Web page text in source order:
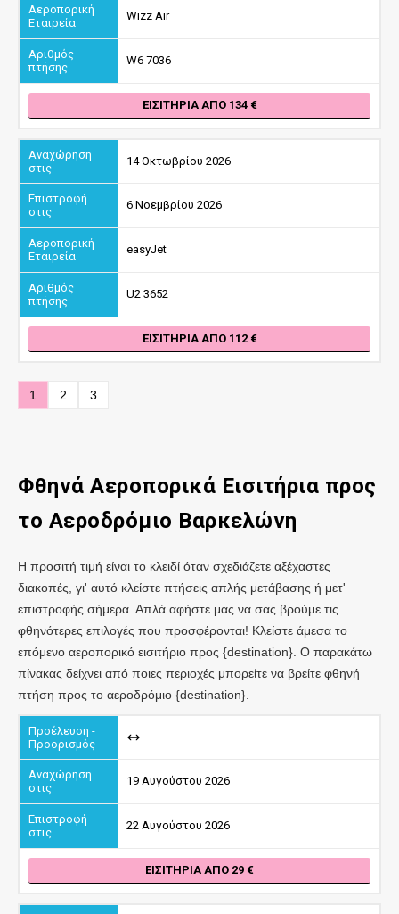
Wizz Air
W6 7036
ΕΙΣΙΤΉΡΙΑ ΑΠΌ 134
14 Οκτωβρίου 2026
6 Νοεμβρίου 2026
easyJet
U2 3652
ΕΙΣΙΤΉΡΙΑ ΑΠΌ 112
1 2 3
Φθηνά Αεροπορικά Εισιτήρια προς
το Αεροδρόμιο Βαρκελώνη
Η προσιτή τιμή είναι το κλειδί όταν σχεδιάζετε αξέχαστες
διακοπές, γι' αυτό κλείστε πτήσεις απλής μετάβασης ή μετ'
επιστροφής σήμερα. Απλά αφήστε μας να σας βρούμε τις
φθηνότερες επιλογές που προσφέρονται! Κλείστε άμεσα το
επόμενο αεροπορικό εισιτήριο προς {destination}. Ο παρακάτω
πίνακας δείχνει από ποιες περιοχές μπορείτε να βρείτε φθηνή
πτήση προς το αεροδρόμιο {destination}.
19 Αυγούστου 2026
22 Αυγούστου 2026
ΕΙΣΙΤΉΡΙΑ ΑΠΌ 29